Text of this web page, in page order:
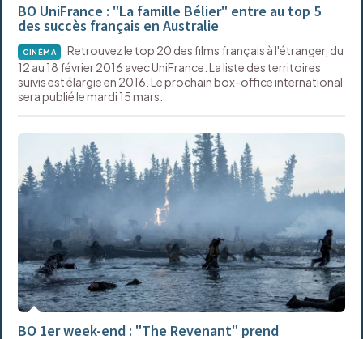
BO UniFrance : "La famille Bélier" entre au top 5
des succès français en Australie
CINÉMA
Retrouvez le top 20 des films français à l'étranger, du
12 au 18 février 2016 avec UniFrance. La liste des territoires
suivis est élargie en 2016. Le prochain box-office international
sera publié le mardi 15 mars.
BO 1er week-end : "The Revenant" prend